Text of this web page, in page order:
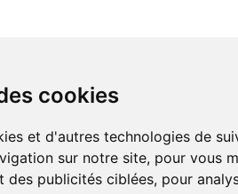
cookies
et d'autres technologies de
sur notre site, pour vous
des publicités ciblées, pour